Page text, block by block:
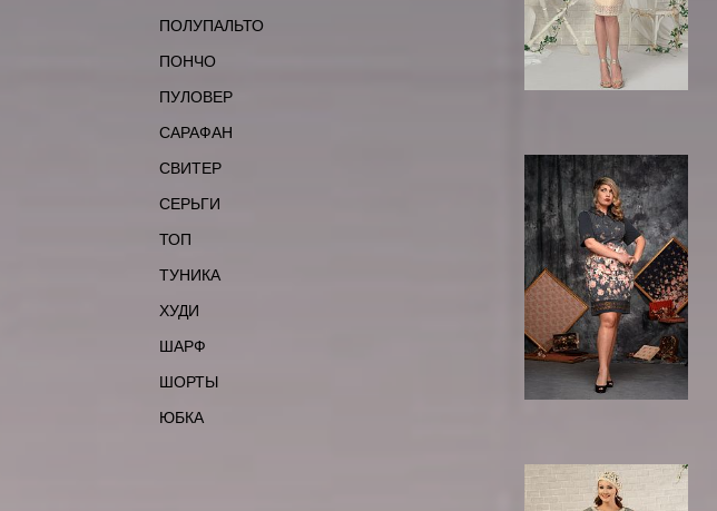
ПОЛУПАЛЬТО
ПОНЧО
ПУЛОВЕР
САРАФАН
СВИТЕР
СЕРЬГИ
ТОП
ТУНИКА
ХУДИ
ШАРФ
ШОРТЫ
ЮБКА